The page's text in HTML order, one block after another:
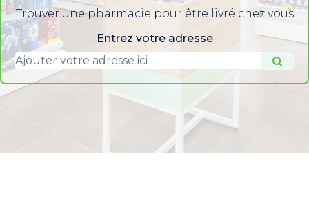
Trouver une pharmacie pour être livré chez vous
Entrez votre adresse